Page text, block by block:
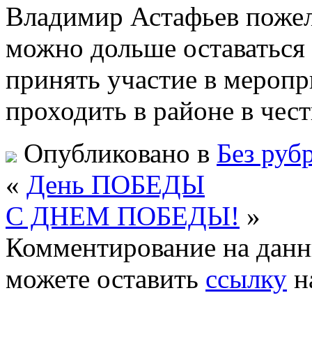
Владимир Астафьев
можно дольше
принять участие в
проходить в районе в
Опубликовано в Без
« День ПОБЕДЫ
С ДНЕМ ПОБЕДЫ! »
Комментирование на
можете оставить ссылку